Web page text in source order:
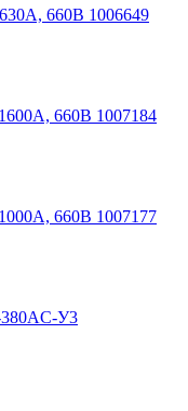
660В 1006649
660В 1007184
660В 1007177
У3